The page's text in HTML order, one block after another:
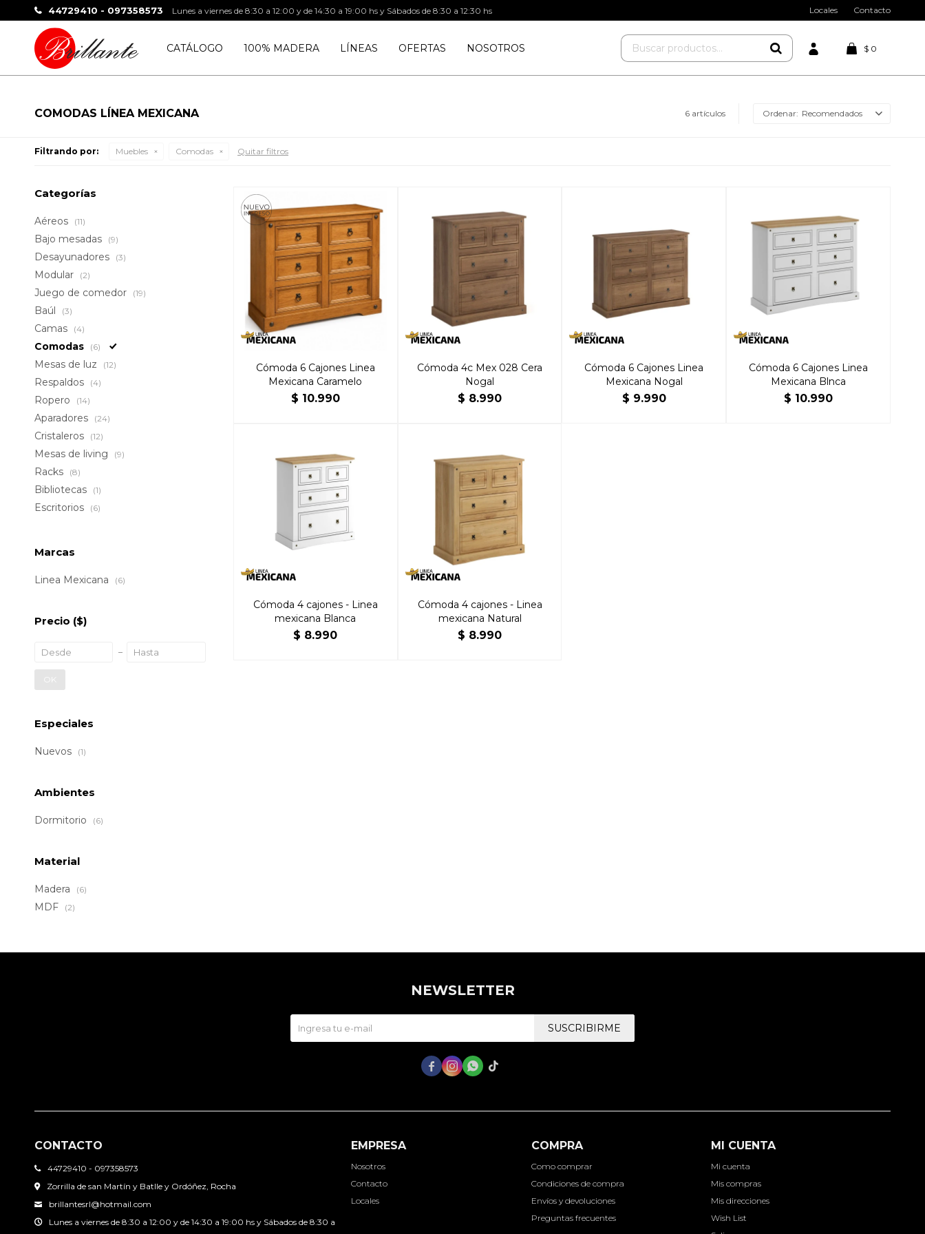
CATÁLOGO 100% MADERA LÍNEAS OFERTAS NOSOTROS $ 0
44729410 - 097358573 Lunes a viernes de 8:30 a 12:00 y de 14:30 a 19:00 hs y Sábados de 8:30 a 12:30 hs Locales Contacto
COMODAS LÍNEA MEXICANA 6 artículos Recomendados
Filtrando por: Muebles Comodas Quitar filtros
Cómoda 6 Cajones Linea
Mexicana Caramelo
$ 10.990
Cómoda 4c Mex 028 Cera
Nogal
$ 8.990
Cómoda 6 Cajones Linea
Mexicana Nogal
$ 9.990
Cómoda 6 Cajones Linea
Mexicana Blnca
$ 10.990
Cómoda 4 cajones - Linea
mexicana Blanca
$ 8.990
Cómoda 4 cajones - Linea
mexicana Natural
$ 8.990
Categorías
Aéreos (11)
Bajo mesadas (9)
Desayunadores (3)
Modular (2)
Juego de comedor (19)
Baúl (3)
Camas (4)
Comodas (6)
Mesas de luz (12)
Respaldos (4)
Ropero (14)
Aparadores (24)
Cristaleros (12)
Mesas de living (9)
Racks (8)
Bibliotecas (1)
Escritorios (6)
Marcas
Linea Mexicana (6)
Precio ($)
OK
Especiales
Nuevos (1)
Ambientes
Dormitorio (6)
Material
Madera (6)
MDF (2)
CONTACTO
44729410 - 097358573
Zorrilla de san Martín y Batlle y Ordóñez, Rocha
brillantesrl@hotmail.com
Lunes a viernes de 8:30 a 12:00 y de 14:30 a 19:00 hs y Sábados de 8:30 a
EMPRESA
Nosotros
Contacto
Locales
COMPRA
Como comprar
Condiciones de compra
Envíos y devoluciones
Preguntas frecuentes
MI CUENTA
Mi cuenta
Mis compras
Mis direcciones
Wish List
NEWSLETTER
SUSCRIBIRME
   